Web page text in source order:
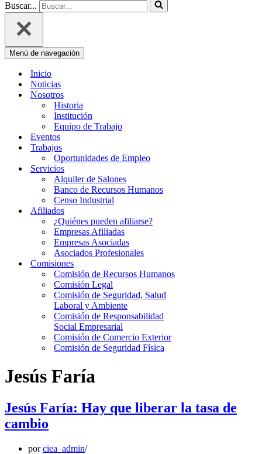
Buscar...
Menú de navegación
Inicio
Noticias
Nosotros
Historia
Institución
Equipo de Trabajo
Eventos
Trabajos
Oportunidades de Empleo
Servicios
Alquiler de Salones
Banco de Recursos Humanos
Censo Industrial
Afiliados
¿Quiénes pueden afiliarse?
Empresas Afiliadas
Empresas Asociadas
Asociados Profesionales
Comisiones
Comisión de Recursos Humanos
Comisión Legal
Comisión de Seguridad, Salud
Laboral y Ambiente
Comisión de Responsabilidad
Social Empresarial
Comisión de Comercio Exterior
Comisión de Seguridad Física
Jesús Faría
Jesús Faría: Hay que liberar la tasa de
cambio
porciea_admin